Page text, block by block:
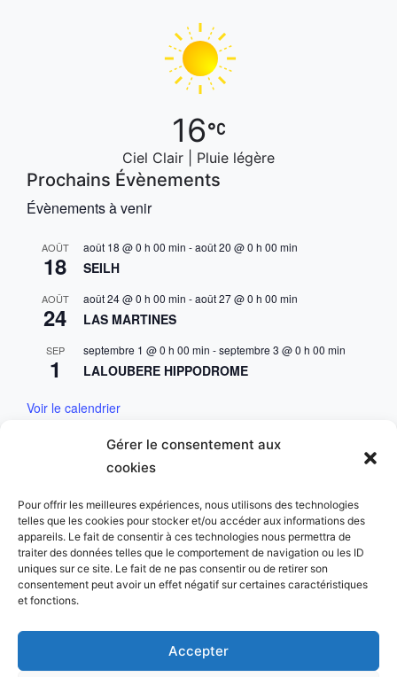
Gérer le consentement aux
cookies
Pour offrir les meilleures expériences, nous utilisons des technologies
telles que les cookies pour stocker et/ou accéder aux informations des
appareils. Le fait de consentir à ces technologies nous permettra de
traiter des données telles que le comportement de navigation ou les ID
uniques sur ce site. Le fait de ne pas consentir ou de retirer son
consentement peut avoir un effet négatif sur certaines caractéristiques
et fonctions.
Accepter
16
Ciel Clair | Pluie légère
Prochains Évènements
Évènements à venir
AOÛT
18
août 18 @ 0 h 00 min -août 20 @ 0 h 00 min
SEILH
AOÛT
24
août 24 @ 0 h 00 min -août 27 @ 0 h 00 min
LAS MARTINES
SEP
1
septembre 1 @ 0 h 00 min -septembre 3 @ 0 h 00 min
LALOUBERE HIPPODROME
Voir le calendrier
Mentions & Conditions
Charte des données personnelles
Copyright © 2023 Golf du Comminges. All Rights